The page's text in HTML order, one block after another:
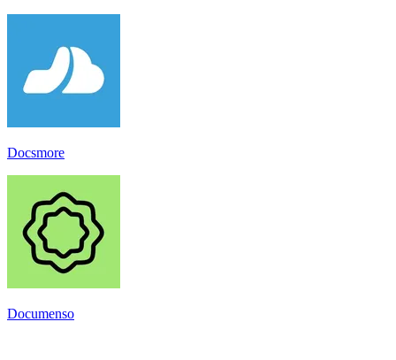
Docsmore
Documenso